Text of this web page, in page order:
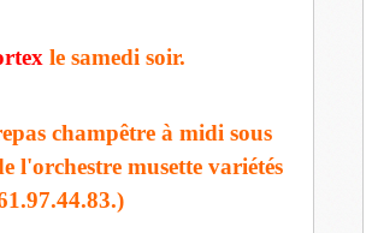
le samedi soir.
champêtre à midi sous
l'orchestre musette variétés